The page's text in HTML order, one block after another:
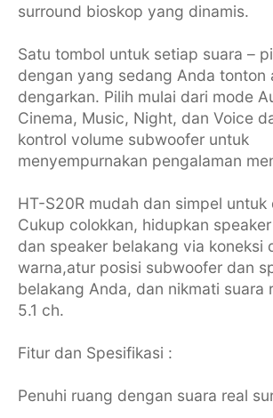
surround bioskop yang dinamis.
Satu tombol untuk setiap suara –
dengan yang sedang Anda tonton
dengarkan. Pilih mulai dari mode
Cinema, Music, Night, dan Voice
kontrol volume subwoofer untuk
menyempurnakan pengalaman
HT-S20R mudah dan simpel untuk
Cukup colokkan, hidupkan
dan speaker belakang via koneksi
warna,atur posisi subwoofer dan
belakang Anda, dan nikmati suara
5.1 ch.
Fitur dan Spesifikasi :
Penuhi ruang dengan suara real